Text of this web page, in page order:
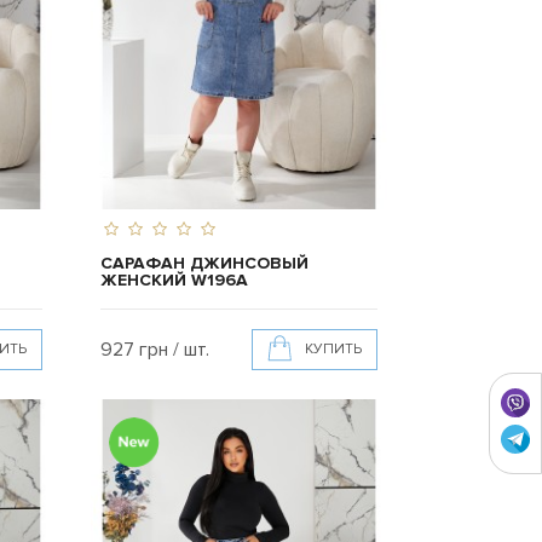
САРАФАН ДЖИНСОВЫЙ
ЖЕНСКИЙ W196A
927 грн / шт. КУПИТЬ